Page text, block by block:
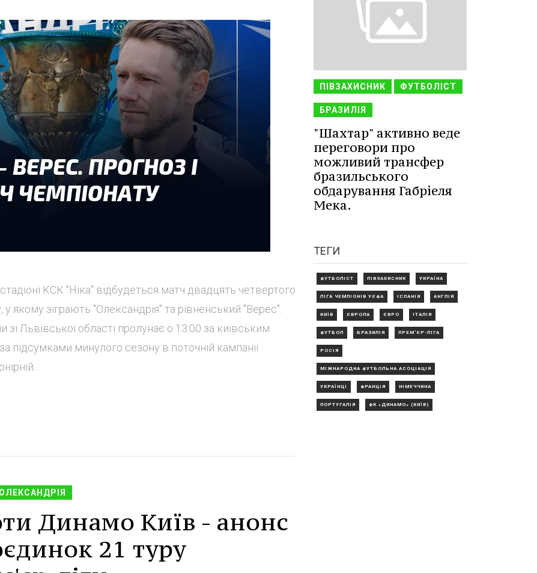
КСК "Ніка" відбудеться матч двадцять четвертого
якому зіграють "Олександрія" та рівненський "Верес".
Львівської області пролунає о 13:00 за київським
підсумками минулого сезону в поточній кампанії
ОЛЕКСАНДРІЯ
Динамо Київ - анонс
21 туру
ПІВЗАХИСНИК ФУТБОЛІСТ
БРАЗИЛІЯ
"Шахтар" активно веде
переговори про
можливий трансфер
бразильського
обдарування Габріеля
Мека.
ТЕГИ
ФУТБОЛІСТ ПІВЗАХИСНИК УКРАЇНА
ЛІГА ЧЕМПІОНІВ УЄФА ІСПАНІЯ АНГЛІЯ
КИЇВ ЄВРОПА ЄВРО ІТАЛІЯ
ФУТБОЛ БРАЗИЛІЯ ПРЕМ'ЄР-ЛІГА
РОСІЯ
МІЖНАРОДНА ФУТБОЛЬНА АСОЦІАЦІЯ
УКРАЇНЦІ ФРАНЦІЯ НІМЕЧЧИНА
ПОРТУГАЛІЯ ФК «ДИНАМО» (КИЇВ)